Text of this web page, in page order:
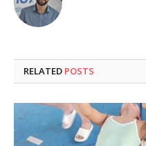
RELATED POSTS